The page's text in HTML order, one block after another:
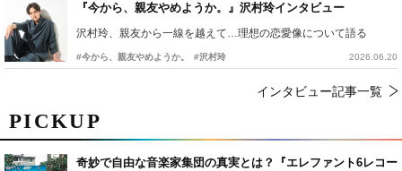
PICKUP
奇妙で自由な音楽家集団の真実とは？『エレファント6レコー
『今から、親友やめようか。』沢村玲インタビュー
沢村玲、親友から一線を越えて…理想の恋愛像について語る
#今から、親友やめようか。 #沢村玲 2026.06.20
インタビュー記事一覧